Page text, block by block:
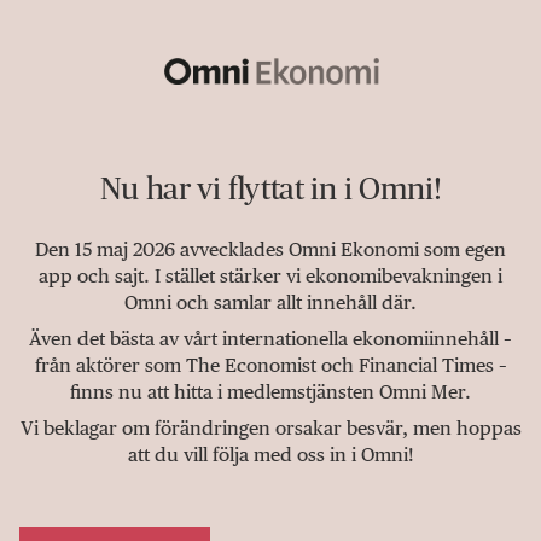
Nu har vi flyttat in i Omni!
Den 15 maj 2026 avvecklades Omni Ekonomi som egen
app och sajt. I stället stärker vi ekonomibevakningen i
Omni och samlar allt innehåll där.
Även det bästa av vårt internationella ekonomiinnehåll –
från aktörer som The Economist och Financial Times –
finns nu att hitta i medlemstjänsten Omni Mer.
Vi beklagar om förändringen orsakar besvär, men hoppas
att du vill följa med oss in i Omni!